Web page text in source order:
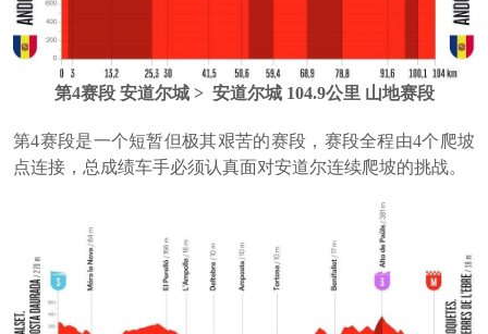
第4赛段 安道尔城 > 安道尔城 104.9公里 山地赛段
第4赛段是一个短暂但极其艰苦的赛段，赛段全程由4个爬坡
点连接，总成绩车手必须认真面对安道尔连续爬坡的挑战。